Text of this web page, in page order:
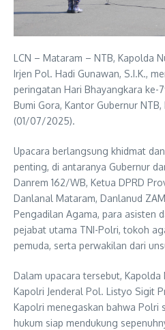
LCN – Mataram – NTB, Kapolda
Irjen Pol. Hadi Gunawan, S.I.K.,
peringatan Hari Bhayangkara ke-
Bumi Gora, Kantor Gubernur
(01/07/2025).
Upacara berlangsung khidmat
penting, di antaranya Gubernur
Danrem 162/WB, Ketua DPRD
Danlanal Mataram, Danlanud
Pengadilan Agama, para asisten
pejabat utama TNI-Polri, tokoh
pemuda, serta perwakilan dari
Dalam upacara tersebut,
Kapolri Jenderal Pol. Listyo Sigit
Kapolri menegaskan bahwa Polri
hukum siap mendukung